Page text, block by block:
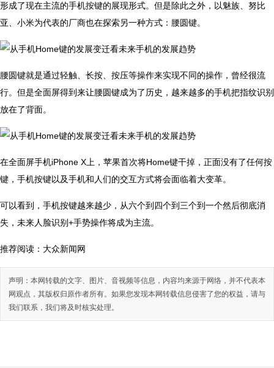
形成了现在主流的手机按键的展现形式。但是除此之外，以魅族、努比
亚、小米为代表的厂商也在探索另一种方式：腰圆键。
腰圆键就是通过轻触、长按、按压等操作来实现不同的操作，曾经很流
行。但是全面屏得到来让腰圆键成为了历史，越来越多的手机把指纹识别
放在了背面。
在全面屏手机iPhone X上，苹果首次将Home键干掉，正面没有了任何按
键，手机按键以及手机和人们的交互方式将会面临着大变革。
可以看到，手机按键越来越少，从六个到四个到三个到一个然后彻底消
失，未来人脸识别+手势操作将成为主流。
推荐阅读： 大众新闻网
声明：本网转载的文字、图片、音视频等信息，内容均来源于网络，并不代表本
网观点，其版权归原作者所有。如果您发现本网转载信息侵害了您的权益，请与
我们联系，我们将及时核实处理。